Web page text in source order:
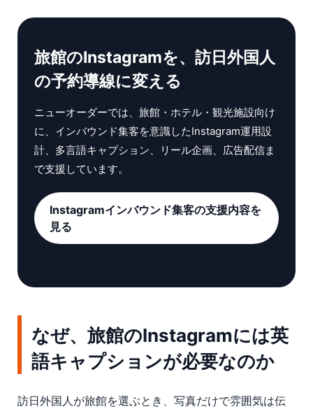
旅館のInstagramを、訪日外国人
の予約導線に変える
ニューオーダーでは、旅館・ホテル・観光施設向け
に、インバウンド集客を意識したInstagram運用設
計、多言語キャプション、リール企画、広告配信ま
で支援しています。
Instagramインバウンド集客の支援内容を
見る
なぜ、旅館のInstagramには英
語キャプションが必要なのか
訪日外国人が旅館を選ぶとき、写真だけで雰囲気は伝